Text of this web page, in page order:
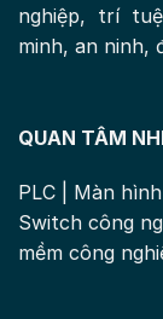
nghiệp, trí
minh, an ninh,
QUAN TÂM
PLC Màn
Switch công
mềm công